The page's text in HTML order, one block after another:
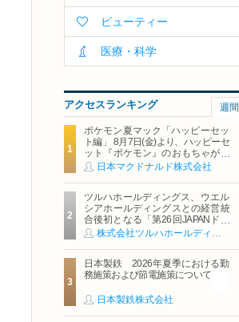
ビューティー
医療・科学
アクセスランキング 週間
ポケモン夏マック「ハッピーセッ
ト編」 8月7日(金)より、ハッピーセ
ット『ポケモン』のおもちゃが期
間限定登場
日本マクドナルド株式会社
ツルハホールディングス、ウエル
シアホールディングスとの経営統
合後初となる「第26回JAPANドラ
ッグストアショー」に出展
株式会社ツルハホールディングス
日本製鉄 2026年夏季における勤
務施策および節電施策について
日本製鉄株式会社